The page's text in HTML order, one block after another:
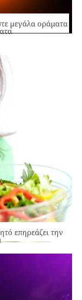
μεγάλα οράματα
επηρεάζει την